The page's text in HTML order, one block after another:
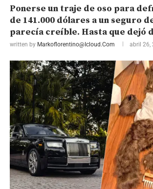
Ponerse un traje de oso para
de 141.000 dólares a un seguro
parecía creíble. Hasta que dejó
written by Markoflorentino@icloud.com abril 26,